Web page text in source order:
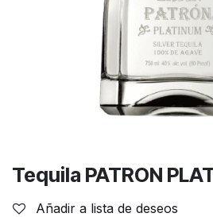
Tequila PATRON
Añadir a lista de deseos